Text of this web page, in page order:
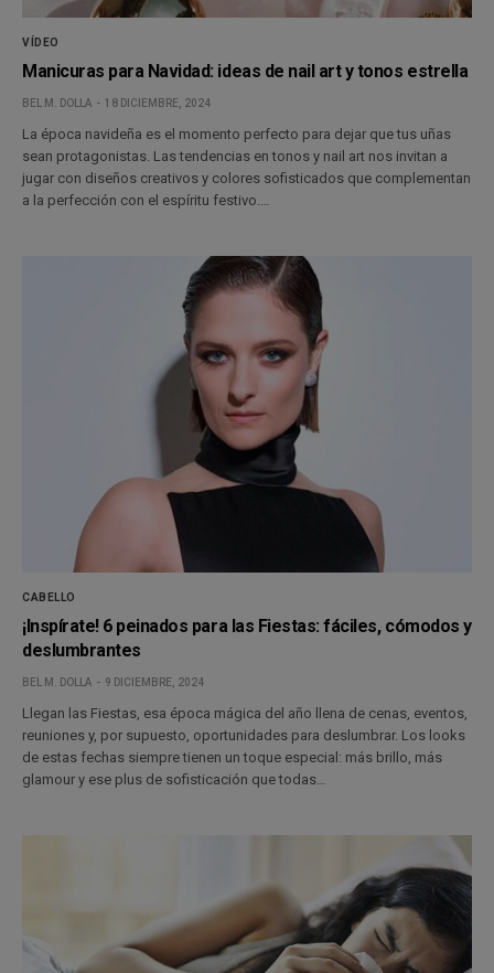
VÍDEO
Manicuras para Navidad: ideas de nail art y tonos estrella
BEL M. DOLLA 18 DICIEMBRE, 2024
La época navideña es el momento perfecto para dejar que tus uñas
sean protagonistas. Las tendencias en tonos y nail art nos invitan a
jugar con diseños creativos y colores sofisticados que complementan
a la perfección con el espíritu festivo.…
CABELLO
¡Inspírate! 6 peinados para las Fiestas: fáciles, cómodos y
deslumbrantes
BEL M. DOLLA 9 DICIEMBRE, 2024
Llegan las Fiestas, esa época mágica del año llena de cenas, eventos,
reuniones y, por supuesto, oportunidades para deslumbrar. Los looks
de estas fechas siempre tienen un toque especial: más brillo, más
glamour y ese plus de sofisticación que todas…